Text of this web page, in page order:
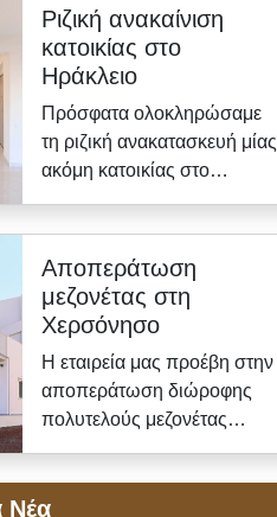
Ριζική ανακαίνιση
κατοικίας στο
Ηράκλειο
Πρόσφατα ολοκληρώσαμε
τη ριζική ανακατασκευή μίας
ακόμη κατοικίας στο…
Αποπεράτωση
μεζονέτας στη
Χερσόνησο
Η εταιρεία μας προέβη στην
αποπεράτωση διώροφης
πολυτελούς μεζονέτας…
Νέα